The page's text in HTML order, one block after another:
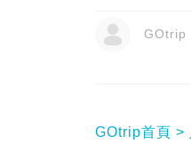
GOtrip
GOtrip首頁